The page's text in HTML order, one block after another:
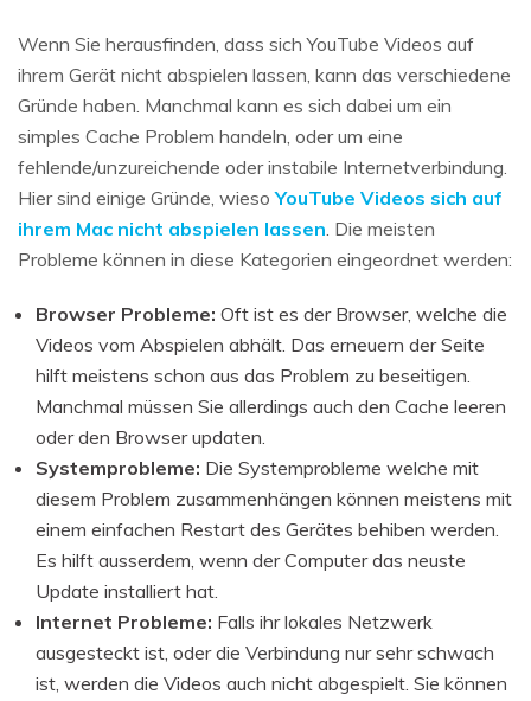
Wenn Sie herausfinden, dass sich YouTube Videos auf
ihrem Gerät nicht abspielen lassen, kann das verschiedene
Gründe haben. Manchmal kann es sich dabei um ein
simples Cache Problem handeln, oder um eine
fehlende/unzureichende oder instabile Internetverbindung.
Hier sind einige Gründe, wiesoYouTube Videos sich auf
ihrem Mac nicht abspielen lassen. Die meisten
Probleme können in diese Kategorien eingeordnet werden:
Browser Probleme: Oft ist es der Browser, welche die
Videos vom Abspielen abhält. Das erneuern der Seite
hilft meistens schon aus das Problem zu beseitigen.
Manchmal müssen Sie allerdings auch den Cache leeren
oder den Browser updaten.
Systemprobleme: Die Systemprobleme welche mit
diesem Problem zusammenhängen können meistens mit
einem einfachen Restart des Gerätes behiben werden.
Es hilft ausserdem, wenn der Computer das neuste
Update installiert hat.
Internet Probleme: Falls ihr lokales Netzwerk
ausgesteckt ist, oder die Verbindung nur sehr schwach
ist, werden die Videos auch nicht abgespielt. Sie können